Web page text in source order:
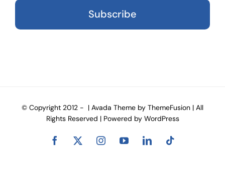
© Copyright 2012 - | Avada Theme by ThemeFusion | All
Rights Reserved | Powered by WordPress
Facebook
X InstagramYouTubeLinkedInTiktok